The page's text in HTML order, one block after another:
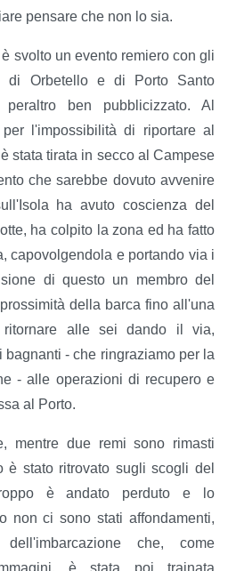
pensare che non lo sia.
svolto un evento remiero con gli
di Orbetello e di Porto Santo
ben pubblicizzato. Al
l'impossibilità di riportare al
stata tirata in secco al Campese
che sarebbe dovuto avvenire
ha avuto coscienza del
ha colpito la zona ed ha fatto
capovolgendola e portando via i
di questo un membro del
della barca fino all'una
alle sei dando il via,
- che ringraziamo per la
- alle operazioni di recupero e
al Porto.
mentre due remi sono rimasti
è stato ritrovato sugli scogli del
è andato perduto e lo
non ci sono stati affondamenti,
che, come
è stata poi trainata